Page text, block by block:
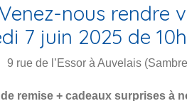
Venez-nous rendre
7 juin 2025 de
9 rue de l’Essor à Auvelais
de remise + cadeaux surprises à